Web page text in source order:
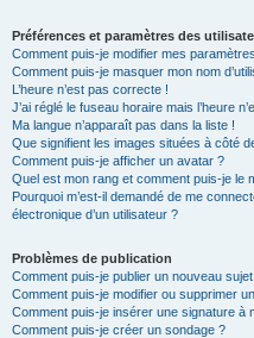
Préférences et paramètres des
Comment puis-je modifier mes
Comment puis-je masquer mon nom
L’heure n’est pas correcte !
J’ai réglé le fuseau horaire mais l’heure
Ma langue n’apparaît pas dans la liste !
Que signifient les images situées à côté
Comment puis-je afficher un avatar ?
Quel est mon rang et comment puis-je le
Pourquoi m’est-il demandé de me
électronique d’un utilisateur ?
Problèmes de publication
Comment puis-je publier un nouveau
Comment puis-je modifier ou supprimer
Comment puis-je insérer une signature à
Comment puis-je créer un sondage ?